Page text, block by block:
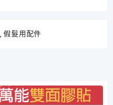
,假髮用配件